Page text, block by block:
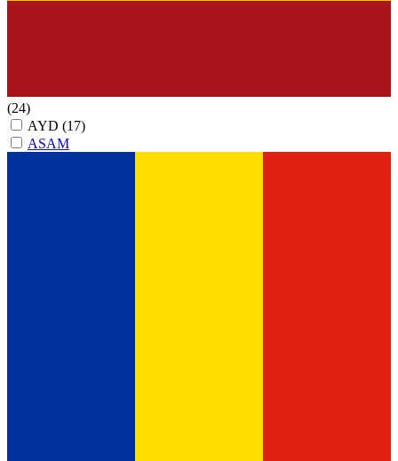
(24)
AYD (17)
ASAM